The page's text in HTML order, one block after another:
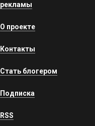
рекламы
О проекте
Контакты
Стать блогером
Подписка
RSS